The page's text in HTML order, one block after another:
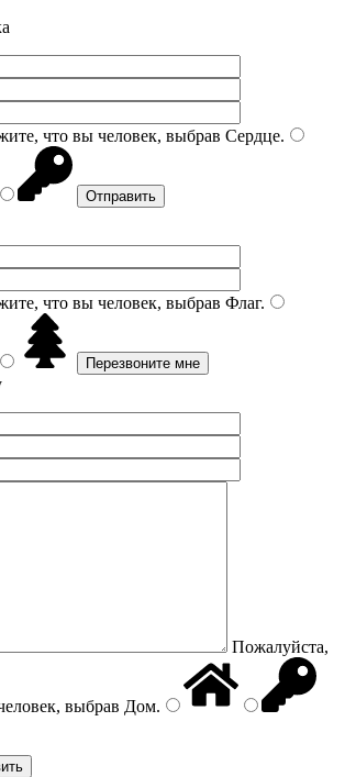
что вы человек, выбрав Сердце.
что вы человек, выбрав Флаг.
Пожалуйста,
выбрав Дом.